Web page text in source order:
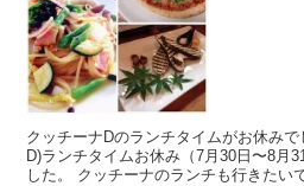
クッチーナDのランチタイムがお休み
D)ランチタイムお休み（7月30日〜8月
した。 クッチーナのランチも行きたい